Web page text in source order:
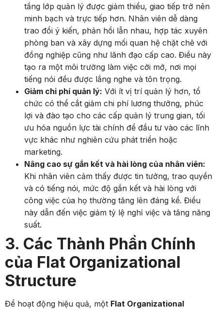
tầng lớp quản lý được giảm thiểu, giao tiếp trở nên
minh bạch và trực tiếp hơn. Nhân viên dễ dàng
trao đổi ý kiến, phản hồi lẫn nhau, hợp tác xuyên
phòng ban và xây dựng mối quan hệ chặt chẽ với
đồng nghiệp cũng như lãnh đạo cấp cao. Điều này
tạo ra một môi trường làm việc cởi mở, nơi mọi
tiếng nói đều được lắng nghe và tôn trọng.
Giảm chi phí quản lý: Với ít vị trí quản lý hơn, tổ
chức có thể cắt giảm chi phí lương thưởng, phúc
lợi và đào tạo cho các cấp quản lý trung gian, tối
ưu hóa nguồn lực tài chính để đầu tư vào các lĩnh
vực khác như nghiên cứu phát triển hoặc
marketing.
Nâng cao sự gắn kết và hài lòng của nhân viên:
Khi nhân viên cảm thấy được tin tưởng, trao quyền
và có tiếng nói, mức độ gắn kết và hài lòng với
công việc của họ thường tăng lên đáng kể. Điều
này dẫn đến việc giảm tỷ lệ nghỉ việc và tăng năng
suất.
3. Các Thành Phần Chính
của Flat Organizational
Structure
Để hoạt động hiệu quả, một Flat Organizational